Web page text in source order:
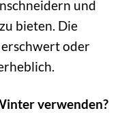
und
bieten. Die
oder
verwenden?